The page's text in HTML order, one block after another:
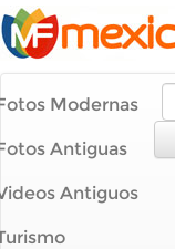
Modernas
Antiguas
Antiguos